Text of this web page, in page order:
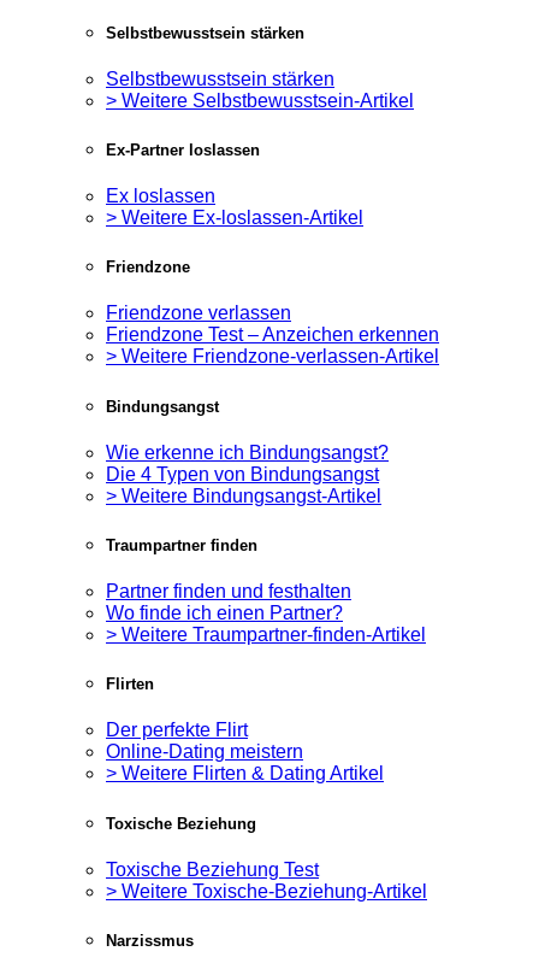
Selbstbewusstsein stärken
Selbstbewusstsein stärken
> Weitere Selbstbewusstsein-Artikel
Ex-Partner loslassen
Ex loslassen
> Weitere Ex-loslassen-Artikel
Friendzone
Friendzone verlassen
Friendzone Test – Anzeichen erkennen
> Weitere Friendzone-verlassen-Artikel
Bindungsangst
Wie erkenne ich Bindungsangst?
Die 4 Typen von Bindungsangst
> Weitere Bindungsangst-Artikel
Traumpartner finden
Partner finden und festhalten
Wo finde ich einen Partner?
> Weitere Traumpartner-finden-Artikel
Flirten
Der perfekte Flirt
Online-Dating meistern
> Weitere Flirten & Dating Artikel
Toxische Beziehung
Toxische Beziehung Test
> Weitere Toxische-Beziehung-Artikel
Narzissmus